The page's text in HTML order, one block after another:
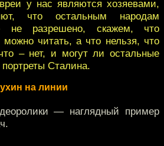
у нас являются хозяевами,
что остальным народам
не разрешено, скажем, что
читать, а что нельзя, что
– нет, и могут ли остальные
Сталина.
на линии
— наглядный пример